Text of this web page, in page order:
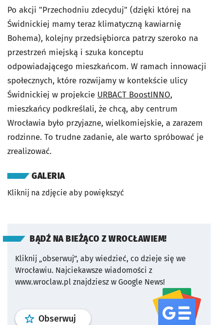
Po akcji "Przechodniu zdecyduj" (dzięki której na
Świdnickiej mamy teraz klimatyczną kawiarnię
Bohema), kolejny przedsiębiorca patrzy szeroko na
przestrzeń miejską i szuka konceptu
odpowiadającego mieszkańcom. W ramach innowacji
społecznych, które rozwijamy w kontekście ulicy
Świdnickiej w projekcie URBACT BoostINNO,
mieszkańcy podkreślali, że chcą, aby centrum
Wrocławia było przyjazne, wielkomiejskie, a zarazem
rodzinne. To trudne zadanie, ale warto spróbować je
zrealizować.
GALERIA
Kliknij na zdjęcie aby powiększyć
BĄDŹ NA BIEŻĄCO Z WROCŁAWIEM!
Kliknij „obserwuj”, aby wiedzieć, co dzieje się we
Wrocławiu. Najciekawsze wiadomości z
www.wroclaw.pl znajdziesz w Google News!
Obserwuj profil serwisu